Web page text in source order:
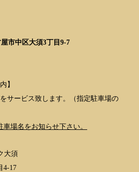
市中区大須3丁目9-7
】
サービス致します。（指定駐車場の
車場名をお知らせ下さい。
大須
4-17